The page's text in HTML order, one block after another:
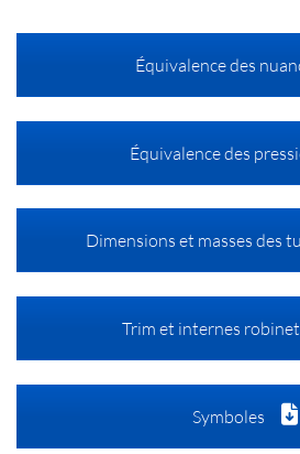
Équivalence des
Équivalence des
Dimensions et masses des
Trim et internes
Symboles